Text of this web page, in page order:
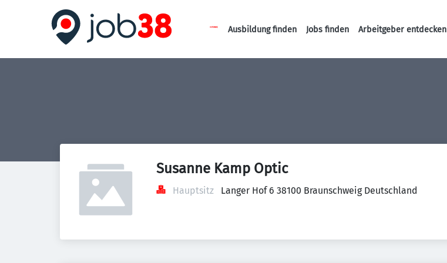
Haupt-Navigation
Ausbildung finden Jobs finden Arbeitgeber entdecken
Susanne Kamp Optic
Hauptsitz Langer Hof 6 38100 Braunschweig Deutschland